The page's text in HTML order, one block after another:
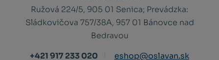
Ružová 224/5, 905 01 Senica; Prevádzka:
Sládkovičova 757/38A, 957 01 Bánovce nad
Bedravou
+421 917 233 020
eshop@oslavan.sk